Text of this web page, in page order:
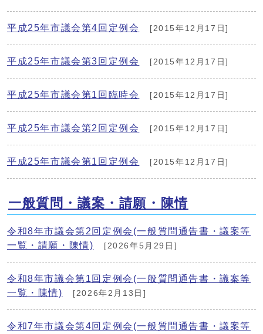
平成25年市議会第4回定例会 [2015年12月17日]
平成25年市議会第3回定例会 [2015年12月17日]
平成25年市議会第1回臨時会 [2015年12月17日]
平成25年市議会第2回定例会 [2015年12月17日]
平成25年市議会第1回定例会 [2015年12月17日]
一般質問・議案・請願・陳情
令和8年市議会第2回定例会(一般質問通告書・議案等
一覧・請願・陳情)
[2026年5月29日]
令和8年市議会第1回定例会(一般質問通告書・議案等
一覧・陳情)
[2026年2月13日]
令和7年市議会第4回定例会(一般質問通告書・議案等